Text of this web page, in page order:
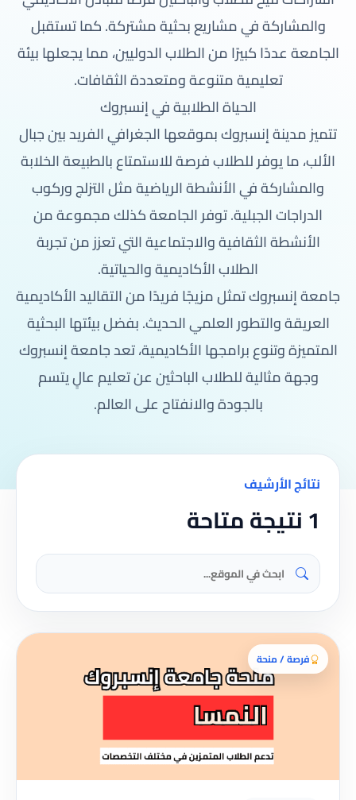
والمشاركة في مشاريع بحثية مشتركة. كما تستقبل
الجامعة عددًا كبيرًا من الطلاب الدوليين، مما يجعلها بيئة
تعليمية متنوعة ومتعددة الثقافات.
الحياة الطلابية في إنسبروك
تتميز مدينة إنسبروك بموقعها الجغرافي الفريد بين جبال
الألب، ما يوفر للطلاب فرصة للاستمتاع بالطبيعة الخلابة
والمشاركة في الأنشطة الرياضية مثل التزلج وركوب
الدراجات الجبلية. توفر الجامعة كذلك مجموعة من
الأنشطة الثقافية والاجتماعية التي تعزز من تجربة
الطلاب الأكاديمية والحياتية.
جامعة إنسبروك تمثل مزيجًا فريدًا من التقاليد الأكاديمية
العريقة والتطور العلمي الحديث. بفضل بيئتها البحثية
المتميزة وتنوع برامجها الأكاديمية، تعد جامعة إنسبروك
وجهة مثالية للطلاب الباحثين عن تعليم عالٍ يتسم
بالجودة والانفتاح على العالم.
نتائج الأرشيف
1 نتيجة متاحة
فرصة / منحة